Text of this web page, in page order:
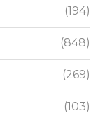
(194)
(848)
(269)
(103)